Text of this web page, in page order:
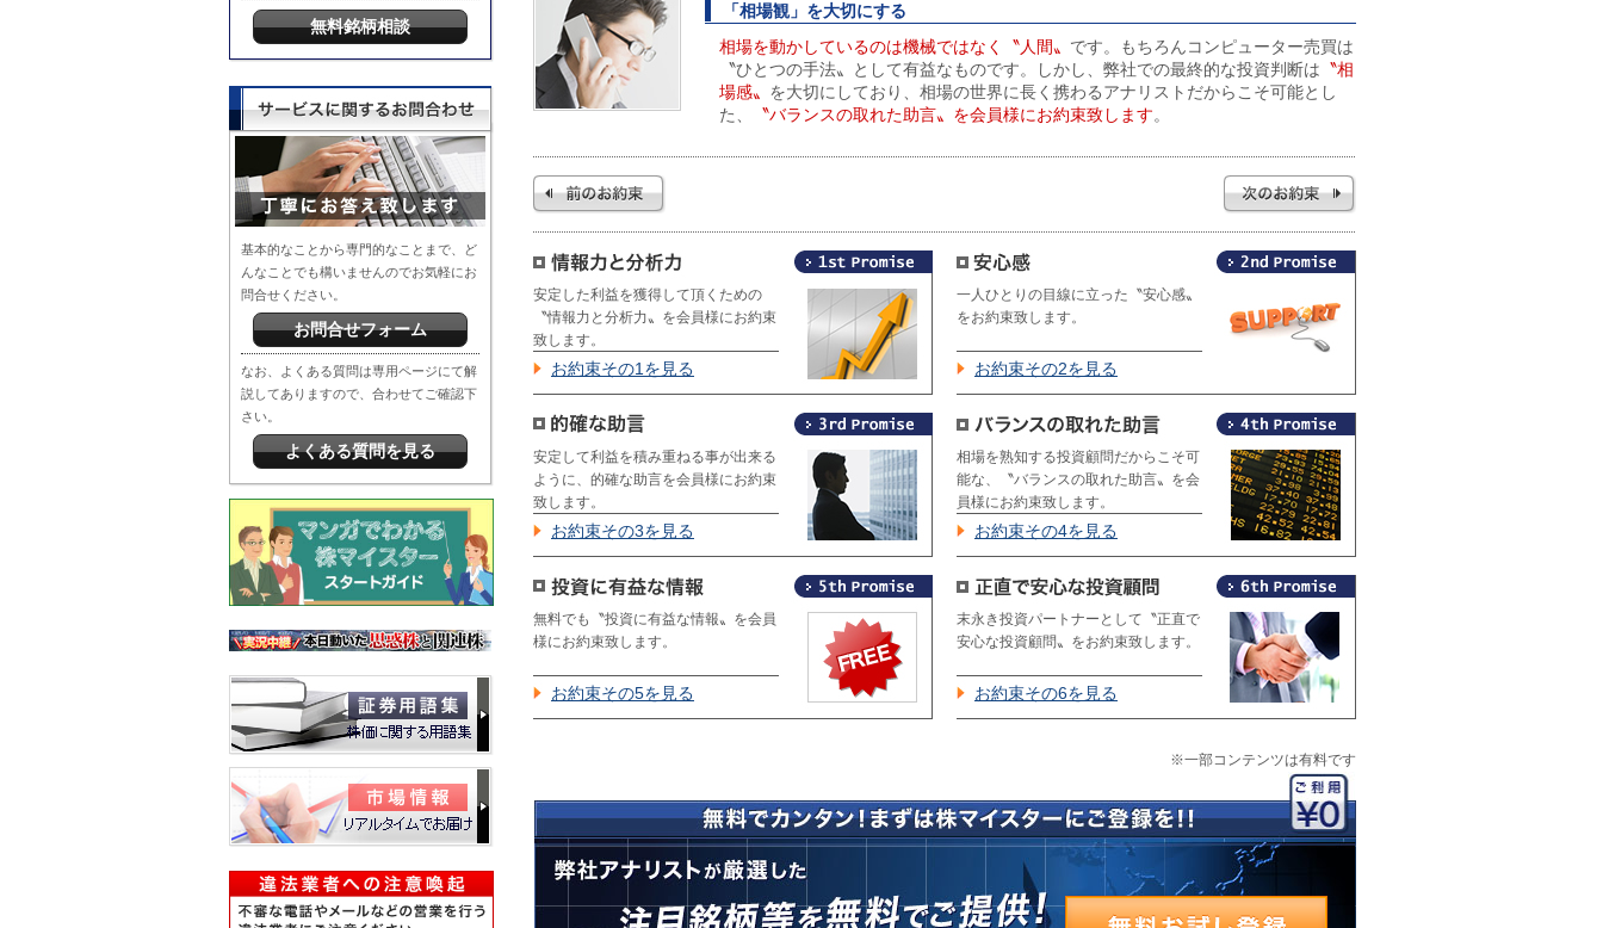
無料銘柄相談
基本的なことから専門的なことまで、ど
んなことでも構いませんのでお気軽にお
問合せください。
お問合せフォーム
なお、よくある質問は専用ページにて解
説してありますので、合わせてご確認下
さい。
よくある質問を見る
「相場観」を大切にする
相場を動かしているのは機械ではなく〝人間〟 です。もちろんコンピューター売買は
〝ひとつの手法〟として有益なものです。しかし、弊社での最終的な投資判断は 〝相
場感〟 を大切にしており、相場の世界に長く携わるアナリストだからこそ可能とし
た、
〝バランスの取れた助言〟を会員様にお約束致します。
安定した利益を獲得して頂くための
〝情報力と分析力〟を会員様にお約束
致します。
お約束その1を見る
一人ひとりの目線に立った〝安心感〟
をお約束致します。
お約束その2を見る
安定して利益を積み重ねる事が出来る
ように、的確な助言を会員様にお約束
致します。
お約束その3を見る
相場を熟知する投資顧問だからこそ可
能な、〝バランスの取れた助言〟を会
員様にお約束致します。
お約束その4を見る
無料でも〝投資に有益な情報〟を会員
様にお約束致します。
お約束その5を見る
末永き投資パートナーとして〝正直で
安心な投資顧問〟をお約束致します。
お約束その6を見る
※一部コンテンツは有料です